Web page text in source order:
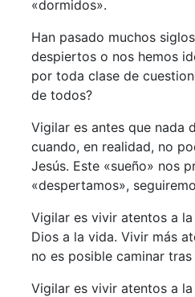
«dormidos».
Han pasado muchos
despiertos o nos hemos
por toda clase de
de todos?
Vigilar es antes que nada
cuando, en realidad, no
Jesús. Este «sueño» nos
«despertamos»,
Vigilar es vivir atentos a
Dios a la vida. Vivir más
no es posible caminar
Vigilar es vivir atentos a